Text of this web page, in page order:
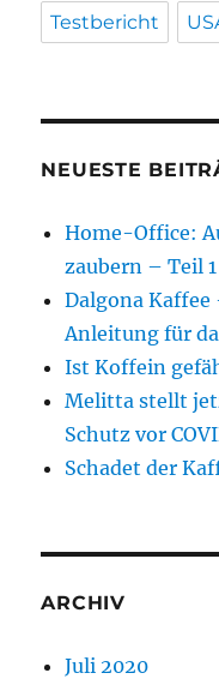
Testbericht
NEUESTE
Home-Office:
zaubern – Teil 1
Dalgona
Anleitung für
Ist Koffein
Melitta stellt
Schutz vor
Schadet der
ARCHIV
Juli 2020